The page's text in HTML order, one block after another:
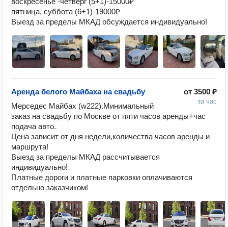
пятница, суббота (6+1)-19000₽
Выезд за пределы МКАД обсуждается индивидуально!
от 3500 ₽
за час
Аренда белого Майбаха на свадьбу
Мерседес Майбах (w222).Минимальный
заказ на свадьбу по Москве от пяти часов аренды+час
подача авто.
Цена зависит от дня недели,количества часов аренды и
маршрута!
Выезд за пределы МКАД рассчитывается
индивидуально!
Платные дороги и платные парковки оплачиваются
отдельно заказчиком!